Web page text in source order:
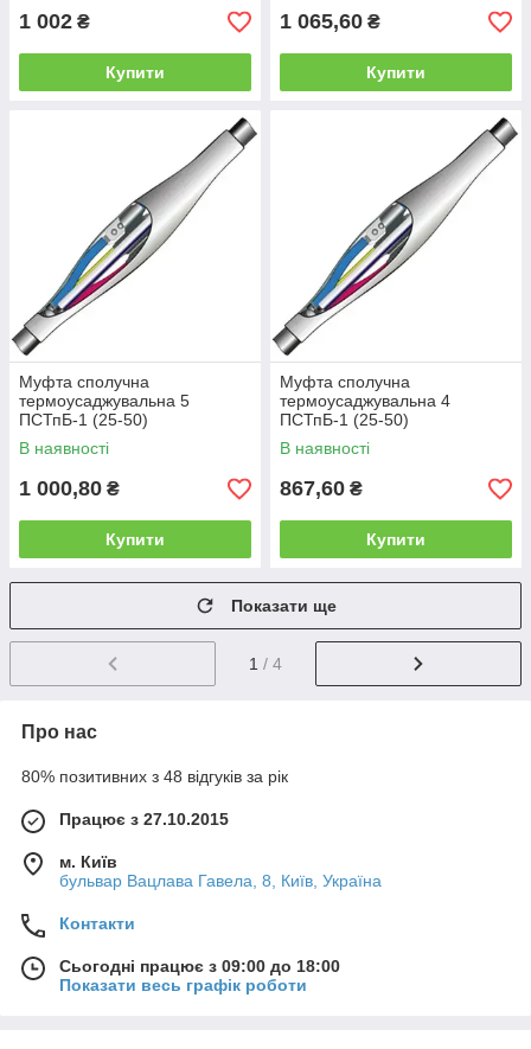
1 002 ₴
Купити
1 065,60 ₴
Купити
Муфта сполучна
термоусаджувальна 5
ПСТпБ-1 (25-50)
В наявності
1 000,80 ₴
Купити
Муфта сполучна
термоусаджувальна 4
ПСТпБ-1 (25-50)
В наявності
867,60 ₴
Купити
Показати ще
1 / 4
Про нас
80% позитивних з 48 відгуків за рік
Працює з 27.10.2015
м. Київ
бульвар Вацлава Гавела, 8, Київ, Україна
Контакти
Сьогодні працює з 09:00 до 18:00
Показати весь графік роботи